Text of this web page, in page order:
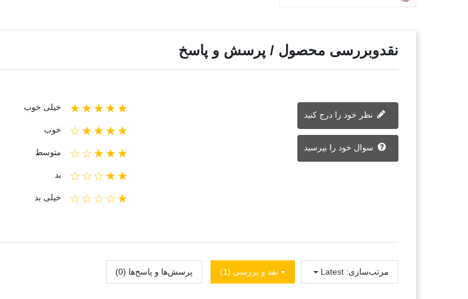
نقدوبررسی محصول / پرسش و پاسخ
★★★★★ خیلی خوب
★★★★☆ خوب
★★★☆☆ متوسط
★★☆☆☆ بد
★☆☆☆☆ خیلی بد
سوال خود را بپرسید
نقد و بررسی‌‌ (1) پرسش‌ها و پاسخ‌ها (0) مرتب‌سازی: Latest